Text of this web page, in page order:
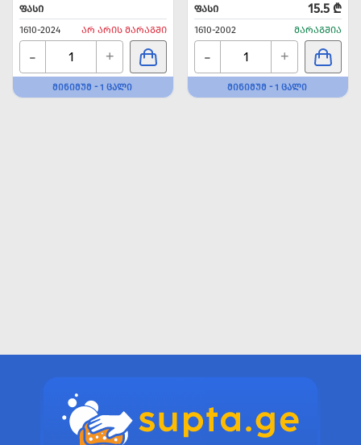
ᲤᲐᲡᲘ
1610-2024
ᲐᲠ ᲐᲠᲘᲡ ᲛᲐᲠᲐᲒᲨᲘ
- +
ᲛᲘᲜᲘᲛᲣᲛ - 1 ᲪᲐᲚᲘ
ᲤᲐᲡᲘ 15.5 ₾
1610-2002 ᲛᲐᲠᲐᲒᲨᲘᲐ
- +
ᲛᲘᲜᲘᲛᲣᲛ - 1 ᲪᲐᲚᲘ